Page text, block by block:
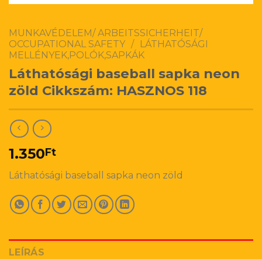
MUNKAVÉDELEM/ ARBEITSSICHERHEIT/
OCCUPATIONAL SAFETY /
LÁTHATÓSÁGI
MELLÉNYEK,POLÓK,SAPKÁK
Láthatósági baseball sapka neon
zöld Cikkszám: HASZNOS 118
1.350Ft
Láthatósági baseball sapka neon zöld
LEÍRÁS